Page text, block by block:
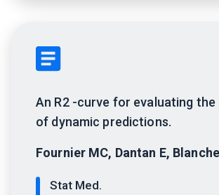
An R2 -curve for evaluating
of dynamic predictions.
Fournier MC, Dantan E, Blanche
Stat Med.